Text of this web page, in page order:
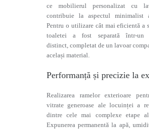
ce mobilierul personalizat cu
contribuie la aspectul minimalist
Pentru o utilizare cât mai eficientă a
toaletei a fost separată într-un
distinct, completat de un lavoar
același material.
Performanță și precizie la
Realizarea ramelor exterioare
vitrate generoase ale locuinței a
dintre cele mai complexe etape
Expunerea permanentă la apă,